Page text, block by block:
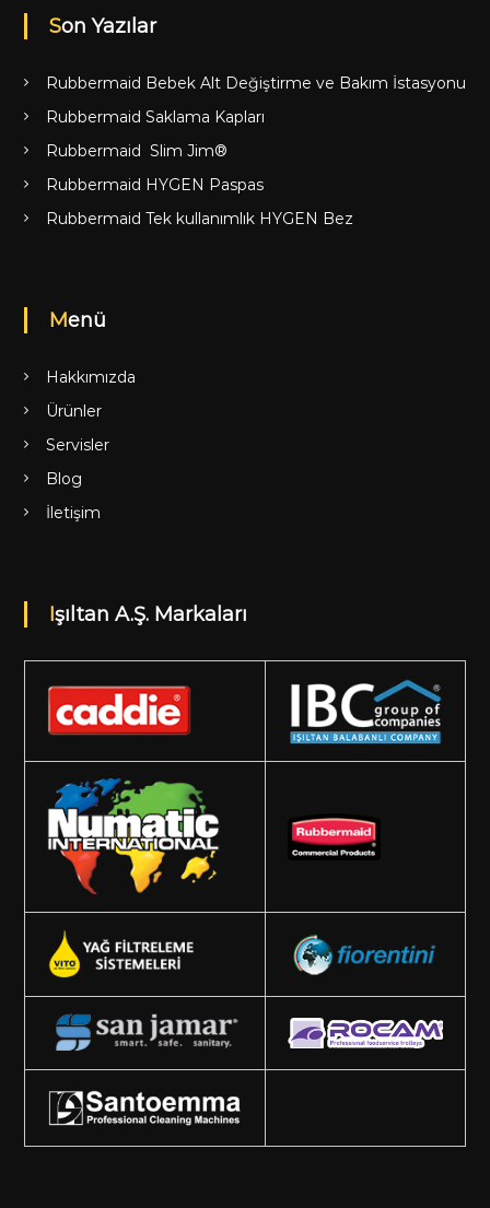
Son Yazılar
Rubbermaid Bebek Alt Değiştirme ve Bakım İstasyonu
Rubbermaid Saklama Kapları
Rubbermaid Slim Jim®
Rubbermaid HYGEN Paspas
Rubbermaid Tek kullanımlık HYGEN Bez
Menü
Hakkımızda
Ürünler
Servisler
Blog
İletişim
Işıltan A.Ş. Markaları